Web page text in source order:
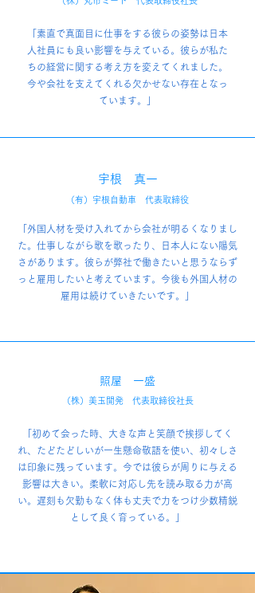
「素直で真面目に仕事をする彼らの姿勢は日本
人社員にも良い影響を与えている。彼らが私た
ちの経営に関する考え方を変えてくれました。
今や会社を支えてくれる欠かせない存在となっ
ています。」
宇根 真一
（有）宇根自動車 代表取締役
「外国人材を受け入れてから会社が明るくなりまし
た。仕事しながら歌を歌ったり、日本人にない陽気
さがあります。彼らが弊社で働きたいと思うならず
っと雇用したいと考えています。今後も外国人材の
雇用は続けていきたいです。」
照屋 一盛
（株）美玉開発 代表取締役社長
「初めて会った時、大きな声と笑顔で挨拶してく
れ、たどたどしいが一生懸命敬語を使い、初々しさ
は印象に残っています。今では彼らが周りに与える
影響は大きい。柔軟に対応し先を読み取る力が高
い。遅刻も欠勤もなく体も丈夫で力をつけ少数精鋭
として良く育っている。」